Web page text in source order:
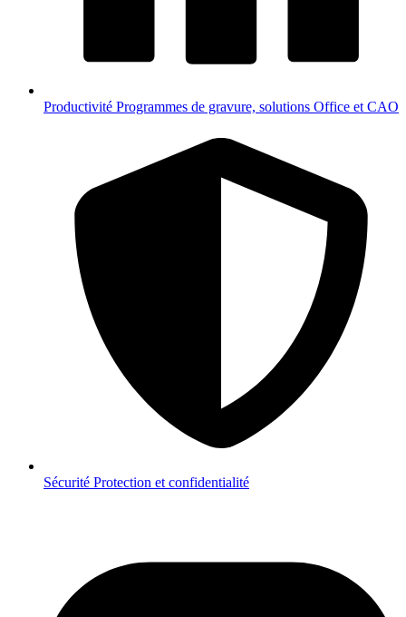
Productivité Programmes de gravure, solutions Office et CAO
Sécurité Protection et confidentialité